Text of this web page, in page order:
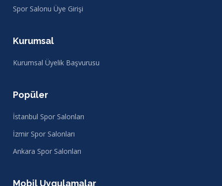
Spor Salonu Üye Girişi
Kurumsal
Kurumsal Üyelik Başvurusu
Popüler
İstanbul Spor Salonları
İzmir Spor Salonları
Ankara Spor Salonları
Mobil Uygulamalar